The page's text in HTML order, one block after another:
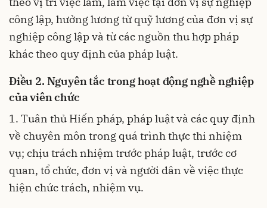
công lập, hưởng lương từ quỹ lương của đơn vị sự
nghiệp công lập và từ các nguồn thu hợp pháp
khác theo quy định của pháp luật.
Điều 2. Nguyên tắc trong hoạt động nghề nghiệp
của viên chức
1. Tuân thủ Hiến pháp, pháp luật và các quy định
về chuyên môn trong quá trình thực thi nhiệm
vụ; chịu trách nhiệm trước pháp luật, trước cơ
quan, tổ chức, đơn vị và người dân về việc thực
hiện chức trách, nhiệm vụ.